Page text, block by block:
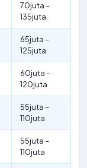
70juta –
135juta
65juta –
125juta
60juta –
120juta
55juta –
110juta
55juta –
110juta